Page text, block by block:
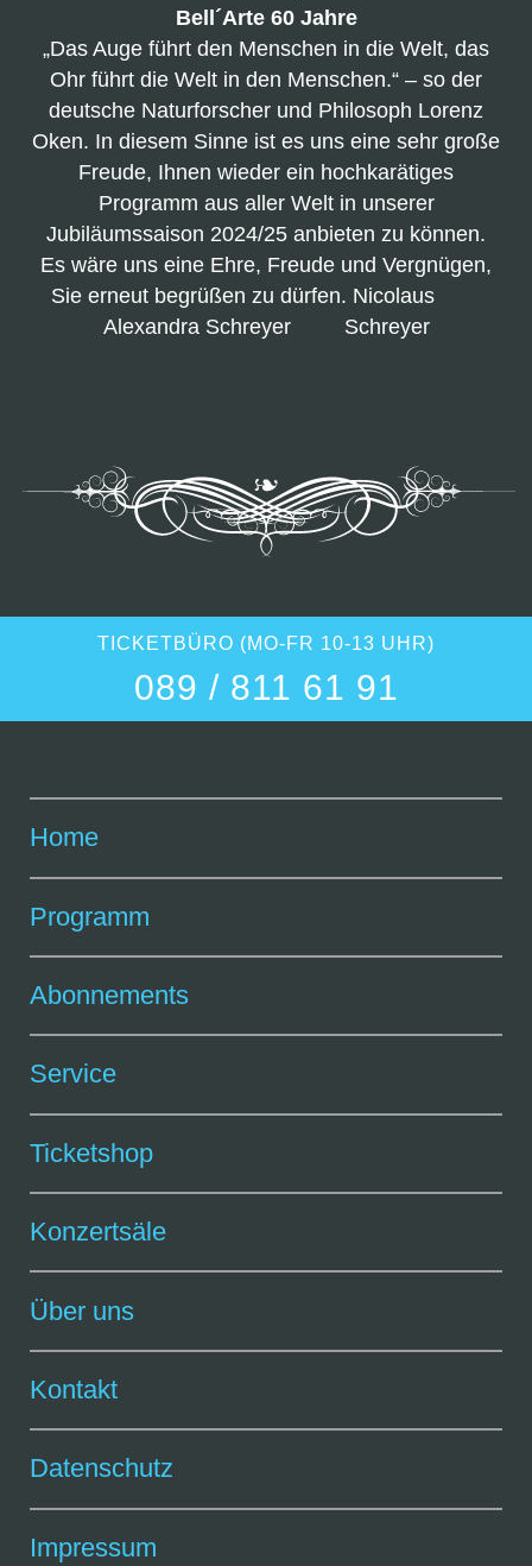
Bell´Arte 60 Jahre
„Das Auge führt den Menschen in die Welt, das
Ohr führt die Welt in den Menschen.“ – so der
deutsche Naturforscher und Philosoph Lorenz
Oken. In diesem Sinne ist es uns eine sehr große
Freude, Ihnen wieder ein hochkarätiges
Programm aus aller Welt in unserer
Jubiläumssaison 2024/25 anbieten zu können.
Es wäre uns eine Ehre, Freude und Vergnügen,
Sie erneut begrüßen zu dürfen. Nicolaus
AlexandraSchreyer Schreyer
TICKETBÜRO (MO-FR 10-13 UHR)
089 / 811 61 91
Home
Programm
Abonnements
Service
Ticketshop
Konzertsäle
Über uns
Kontakt
Datenschutz
Impressum